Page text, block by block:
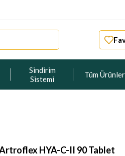
Sindirim
Sistemi
Tüm Ürünler
HYA-C-II 90 Tablet